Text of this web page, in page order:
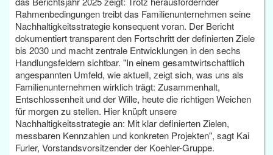
Rahmenbedingungen treibt das Familienunternehmen seine
Nachhaltigkeitsstrategie konsequent voran. Der Bericht
dokumentiert transparent den Fortschritt der definierten Ziele
bis 2030 und macht zentrale Entwicklungen in den sechs
Handlungsfeldern sichtbar. "In einem gesamtwirtschaftlich
angespannten Umfeld, wie aktuell, zeigt sich, was uns als
Familienunternehmen wirklich trägt: Zusammenhalt,
Entschlossenheit und der Wille, heute die richtigen Weichen
für morgen zu stellen. Hier knüpft unsere
Nachhaltigkeitsstrategie an: Mit klar definierten Zielen,
messbaren Kennzahlen und konkreten Projekten", sagt Kai
Furler, Vorstandsvorsitzender der Koehler-Gruppe.